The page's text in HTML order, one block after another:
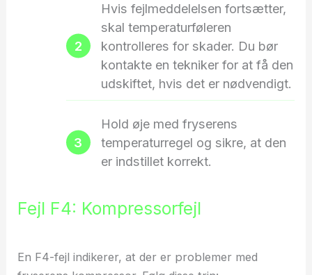
Hvis fejlmeddelelsen fortsætter,
skal temperaturføleren
kontrolleres for skader. Du bør
kontakte en tekniker for at få den
udskiftet, hvis det er nødvendigt.
Hold øje med fryserens
temperaturregel og sikre, at den
er indstillet korrekt.
Fejl F4: Kompressorfejl
En F4-fejl indikerer, at der er problemer med